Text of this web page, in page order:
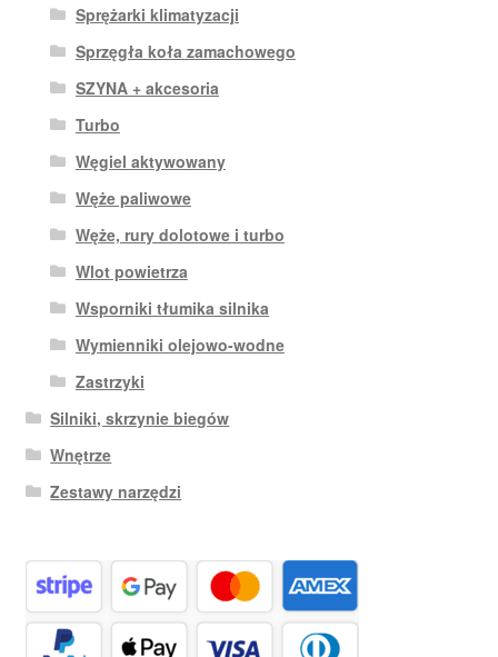
Sprężarki klimatyzacji
Sprzęgła koła zamachowego
SZYNA + akcesoria
Turbo
Węgiel aktywowany
Węże paliwowe
Węże, rury dolotowe i turbo
Wlot powietrza
Wsporniki tłumika silnika
Wymienniki olejowo-wodne
Zastrzyki
Silniki, skrzynie biegów
Wnętrze
Zestawy narzędzi